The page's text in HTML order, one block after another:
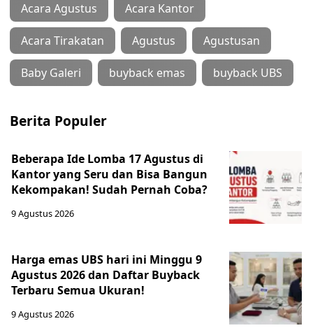
Acara Agustus Acara Kantor
Acara Tirakatan Agustus Agustusan
Baby Galeri buyback emas buyback UBS
Berita Populer
Beberapa Ide Lomba 17 Agustus di
Kantor yang Seru dan Bisa Bangun
Kekompakan! Sudah Pernah Coba?
9 Agustus 2026
Harga emas UBS hari ini Minggu 9
Agustus 2026 dan Daftar Buyback
Terbaru Semua Ukuran!
9 Agustus 2026